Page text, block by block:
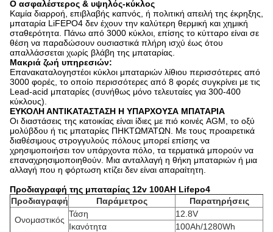
Ο ασφαλέστερος & υψηλός-κύκλος
Καμία διαρροή, επιβλαβής καπνός, ή πολιτική απειλή της έκρηξης,
μπαταρία LiFEPO4 δεν έχουν την καλύτερη θερμική και χημική
σταθερότητα. Πάνω από 3000 κύκλοι, επίσης το κύτταρο είναι σε
θέση να παραδώσουν ουσιαστικά πλήρη ισχύ έως ότου
απαλλάσσεται χωρίς βλάβη της μπαταρίας.
Μακριά ζωή υπηρεσιών:
Επανακαταλογηστέοι κύκλοι μπαταριών λίθιου περισσότερες από
3000 φορές, το οποίο περισσότερες από 8 φορές συγκρίνει με τις
Lead-acid μπαταρίες (συνήθως μόνο τελευταίες για 300-400
κύκλους).
ΕΥΚΟΛΗ ΑΝΤΙΚΑΤΑΣΤΑΣΗ Η ΥΠΑΡΧΟΥΣΑ ΜΠΑΤΑΡΙΑ
Οι διαστάσεις της κατοικίας είναι ίδιες με πιό κοινές AGM, το οξύ
μολύβδου ή τις μπαταρίες ΠΗΚΤΩΜΆΤΩΝ. Με τους προαιρετικά
διαθέσιμους στρογγυλούς πόλους μπορεί επίσης να
χρησιμοποιήσει τον υπάρχοντα πόλο, τα τερματικά μπορούν να
επαναχρησιμοποιηθούν. Μια ανταλλαγή η θήκη μπαταριών ή μια
αλλαγή που η φόρτωση κτίζει δεν είναι απαραίτητη.
Προδιαγραφή της μπαταρίας 12v 100AH Lifepo4
Προδιαγραφή
Παράμετρος
Παρατηρήσεις
Ονομαστικός
Τάση
12.8V
Ικανότητα
100Ah/1280Wh